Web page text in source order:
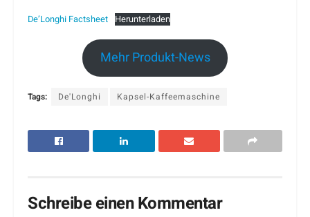
De’Longhi Factsheet Herunterladen
Mehr Produkt-News
Tags: De'Longhi Kapsel-Kaffeemaschine
Schreibe einen Kommentar